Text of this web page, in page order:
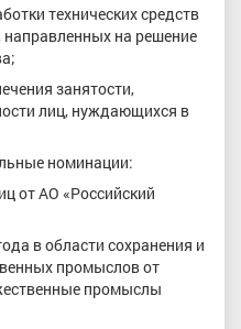
технических средств
направленных на решение
занятости,
лиц, нуждающихся в
номинации:
от АО «Российский
в области сохранения и
промыслов от
промыслы